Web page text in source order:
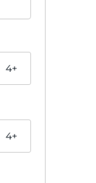
4+
4+